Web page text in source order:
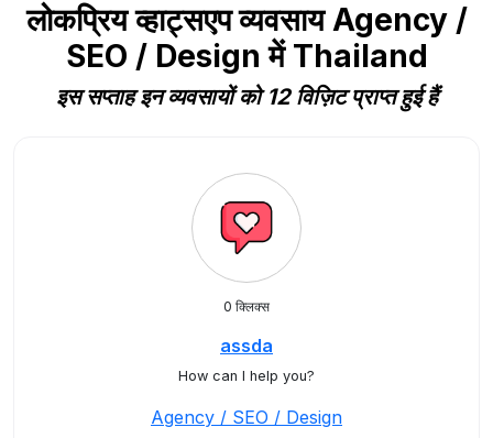
लोकप्रिय व्हाट्सएप व्यवसाय Agency /
SEO / Design में Thailand
इस सप्ताह इन व्यवसायों को 12 विज़िट प्राप्त हुई हैं
0 क्लिक्स
assda
How can I help you?
Agency / SEO / Design